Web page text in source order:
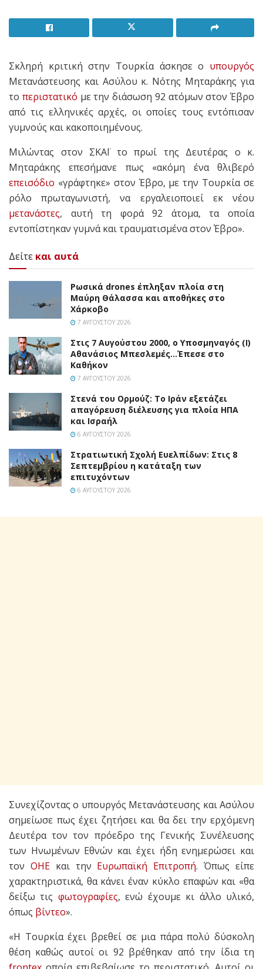
Σκληρή κριτική στην Τουρκία άσκησε ο υπουργός
Μετανάστευσης και Ασύλου κ. Νότης Μηταράκης για
το περιστατικό με την διάσωση 92 ατόμων στον Έβρο
από τις ελληνικές αρχές, οι οποίες τους εντόπισαν
γυμνούς και κακοποιημένους.
Μιλώντας στον ΣΚΑΪ το πρωί της Δευτέρας ο κ.
Μηταράκης επεσήμανε πως «ακόμη ένα θλιβερό
επεισόδιο «γράφτηκε» στον Έβρο, με την Τουρκία σε
ρόλο πρωταγωνιστή, να εργαλειοποιεί εκ νέου
μετανάστες, αυτή τη φορά 92 άτομα, τα οποία
εντοπίστηκαν γυμνά και τραυματισμένα στον Έβρο».
Δείτε και αυτά
Ρωσικά drones έπληξαν πλοία στη
Μαύρη Θάλασσα και αποθήκες στο
Χάρκοβο
7 ΑΥΓΟΎΣΤΟΥ 2026
Στις 7 Αυγούστου 2000, ο Υποσμηναγός (Ι)
Αθανάσιος Μπεσλεμές…Έπεσε στο
Καθήκον
7 ΑΥΓΟΎΣΤΟΥ 2026
Στενά του Ορμούζ: Το Ιράν εξετάζει
απαγόρευση διέλευσης για πλοία ΗΠΑ
και Ισραήλ
6 ΑΥΓΟΎΣΤΟΥ 2026
Στρατιωτική Σχολή Ευελπίδων: Στις 8
Σεπτεμβρίου η κατάταξη των
επιτυχόντων
6 ΑΥΓΟΎΣΤΟΥ 2026
Συνεχίζοντας ο υπουργός Μετανάστευσης και Ασύλου
σημείωσε πως έχει ζητήσει και θα δει την ερχόμενη
Δευτέρα τον τον πρόεδρο της Γενικής Συνέλευσης
των Ηνωμένων Εθνών και έχει ήδη ενημερώσει και
τον ΟΗΕκαι την Ευρωπαϊκή Επιτροπή. Όπως είπε
χαρακτηριστικά, θα κάνει έναν κύκλο επαφών και «θα
δείξω τις φωτογραφίες, ενώ έχουμε κι άλλο υλικό,
όπως βίντεο».
«Η Τουρκία έχει βρεθεί σε μια πάρα πολύ δύσκολη
θέση καθώς αυτοί οι 92 βρέθηκαν από την ίδια τη